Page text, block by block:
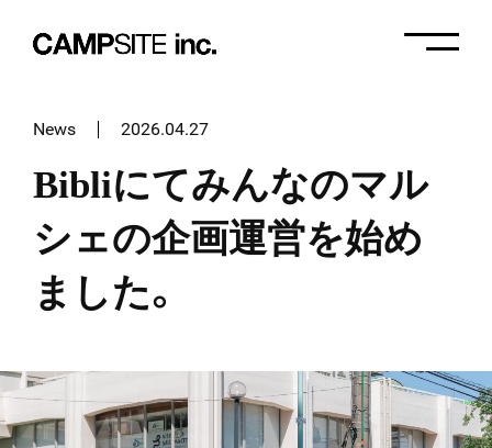
News 2026.04.27
Bibliにてみんなのマル
シェの企画運営を始め
ました。
About
Service
建築設計
プロジェクトマネジメント
News